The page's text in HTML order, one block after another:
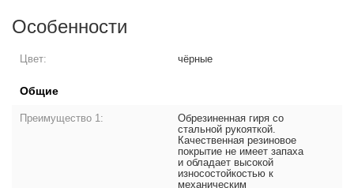
Особенности
Цвет: чёрные
Общие
Преимущество 1:
Обрезиненная гиря со
стальной рукояткой.
Качественная резиновое
покрытие не имеет запаха
и обладает высокой
износостойкостью к
механическим